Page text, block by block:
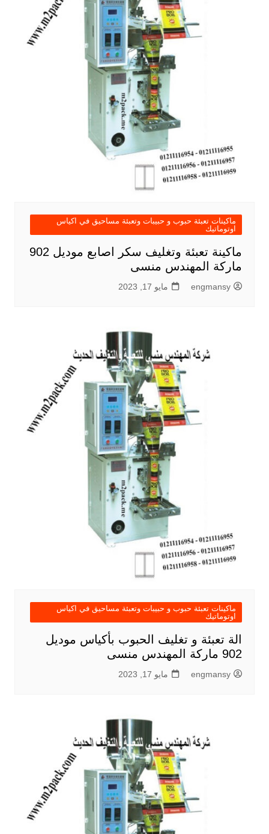
ماكينات تعبئة حبوب و حبيبات وتعبئة مساحيق في اكياس
اوتوماتيك
ماكينة تعبئة وتغليف سكر اصابع موديل 902
ماركة المهندس منسى
engmansy مايو 17, 2023
ماكينات تعبئة حبوب و حبيبات وتعبئة مساحيق في اكياس
اوتوماتيك
الة تعبئة و تغليف الحبوب بأكياس موديل
902 ماركة المهندس منسى
engmansy مايو 17, 2023